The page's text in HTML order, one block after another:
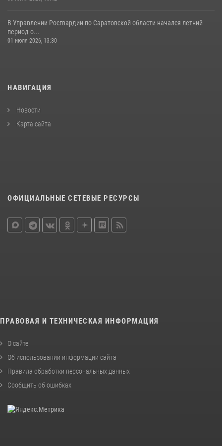
В Управлении Росгвардии по Саратовской области начался летний
период о...
01 июля 2026, 13:30
НАВИГАЦИЯ
Новости
Карта сайта
ОФИЦИАЛЬНЫЕ СЕТЕВЫЕ РЕСУРСЫ
ПРАВОВАЯ И ТЕХНИЧЕСКАЯ ИНФОРМАЦИЯ
О сайте
Об использовании информации сайта
Правила обработки персональных данных
Сообщить об ошибках